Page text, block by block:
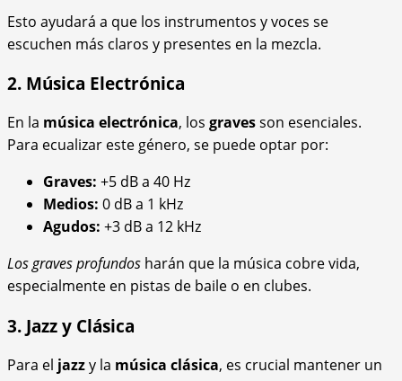
Esto ayudará a que los instrumentos y voces se
escuchen más claros y presentes en la mezcla.
2. Música Electrónica
En la música electrónica, los gravesson esenciales.
Para ecualizar este género, se puede optar por:
Graves: +5 dB a 40 Hz
Medios: 0 dB a 1 kHz
Agudos: +3 dB a 12 kHz
Los graves profundos harán que la música cobre vida,
especialmente en pistas de baile o en clubes.
3. Jazz y Clásica
Para el jazzy la música clásica, es crucial mantener un